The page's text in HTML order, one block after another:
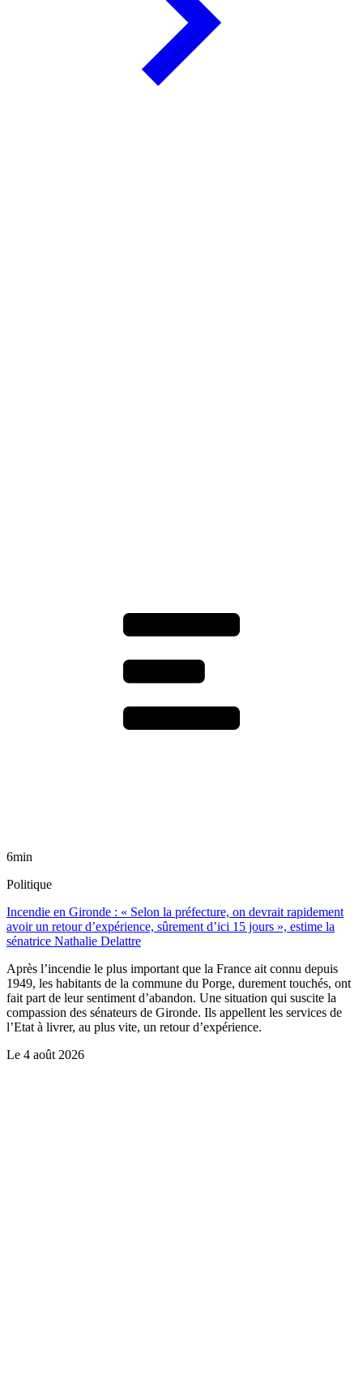
6min
Politique
Incendie en Gironde : « Selon la préfecture, on devrait rapidement
avoir un retour d’expérience, sûrement d’ici 15 jours », estime la
sénatrice Nathalie Delattre
Après l’incendie le plus important que la France ait connu depuis
1949, les habitants de la commune du Porge, durement touchés, ont
fait part de leur sentiment d’abandon. Une situation qui suscite la
compassion des sénateurs de Gironde. Ils appellent les services de
l’Etat à livrer, au plus vite, un retour d’expérience.
Le 4 août 2026